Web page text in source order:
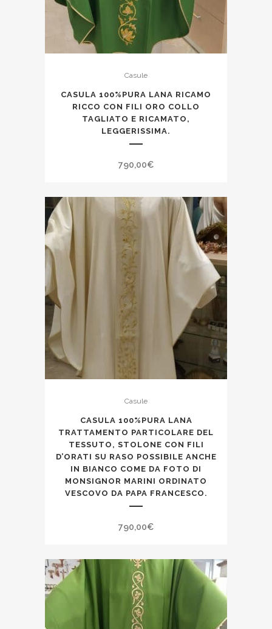
Casule
CASULA 100%PURA LANA RICAMO
RICCO CON FILI ORO COLLO
TAGLIATO E RICAMATO,
LEGGERISSIMA.
790,00€
Casule
CASULA 100%PURA LANA
TRATTAMENTO PARTICOLARE DEL
TESSUTO, STOLONE CON FILI
D’ORATI SU RASO POSSIBILE ANCHE
IN BIANCO COME DA FOTO DI
MONSIGNOR MARINI ORDINATO
VESCOVO DA PAPA FRANCESCO.
790,00€